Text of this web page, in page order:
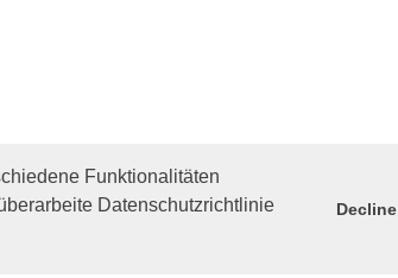
Funktionalitäten
Datenschutzrichtlinie
Decline
Helfen Sie mit!